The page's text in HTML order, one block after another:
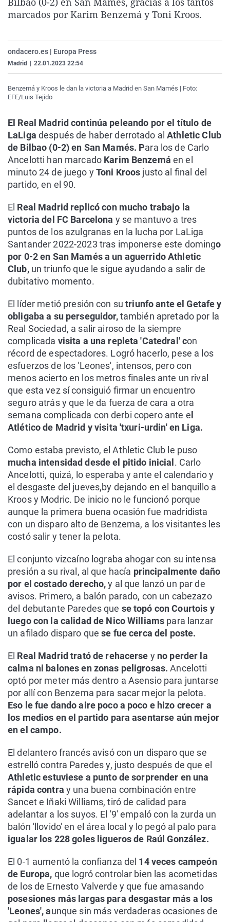
La rosa de los vientos
Como el perro y el
Caso
Equipo de
Extremadura
La Rioja
Virales
Elecciones
marcados por Karim Benzemá y Toni Kroos.
ondacero.es | Europa Press
Madrid 22.01.2023 22:54
Benzemá y Kroos le dan la victoria a Madrid en San Mamés | Foto:
EFE/Luis Tejido
El Real Madrid continúa peleando por el título de
LaLiga después de haber derrotado al Athletic Club
de Bilbao (0-2) en San Mamés. Para los de Carlo
Ancelotti han marcadoKarim Benzemáen el
minuto 24 de juego yToni Kroos justo al final del
partido, en el 90.
El Real Madrid replicó con mucho trabajo la
victoria del FC Barcelona y se mantuvo a tres
puntos de los azulgranas en la lucha por LaLiga
Santander 2022-2023 tras imponerse este domingo
por 0-2 en San Mamés a un aguerrido Athletic
Club,un triunfo que le sigue ayudando a salir de
dubitativo momento.
El líder metió presión con sutriunfo ante el Getafe y
obligaba a su perseguidor,también apretado por la
Real Sociedad, a salir airoso de la siempre
complicada visita a una repleta 'Catedral' con
récord de espectadores. Logró hacerlo, pese a los
esfuerzos de los 'Leones', intensos, pero con
menos acierto en los metros finales ante un rival
que esta vez sí consiguió firmar un encuentro
seguro atrás y que le da fuerza de cara a otra
semana complicada con derbi copero ante e
Atlético de Madrid y visita 'txuri-urdin' en Liga.
Como estaba previsto, el Athletic Club le puso
mucha intensidad desde el pitido inicial . Carlo
Ancelotti, quizá, lo esperaba y ante el calendario y
el desgaste del jueves,by dejando en el banquillo a
Kroos y Modric. De inicio no le funcionó porque
aunque la primera buena ocasión fue madridista
con un disparo alto de Benzema, a los visitantes les
costó salir y tener la pelota.
El conjunto vizcaíno lograba ahogar con su intensa
presión a su rival, al que hacía principalmente daño
por el costado derecho,y al que lanzó un par de
avisos. Primero, a balón parado, con un cabezazo
del debutante Paredes que se topó con Courtois y
luego con la calidad de Nico Williams para lanzar
un afilado disparo quese fue cerca del poste.
El Real Madrid trató de rehacerse yno perder la
calma ni balones en zonas peligrosas.Ancelotti
optó por meter más dentro a Asensio para juntarse
por allí con Benzema para sacar mejor la pelota.
Eso le fue dando aire poco a poco e hizo crecer a
los medios en el partido para asentarse aún mejor
en el campo.
El delantero francés avisó con un disparo que se
estrelló contra Paredes y, justo después de que el
Athletic estuviese a punto de sorprender en una
rápida contra y una buena combinación entre
Sancet e Iñaki Williams, tiró de calidad para
adelantar a los suyos. El '9' empaló con la zurda un
balón 'llovido' en el área local y lo pegó al palo para
igualar los 228 goles ligueros de Raúl González.
El 0-1 aumentó la confianza del 14 veces campeón
de Europa, que logró controlar bien las acometidas
de los de Ernesto Valverde y que fue amasando
posesiones más largas para desgastar más a los
'Leones', aunque sin más verdaderas ocasiones de